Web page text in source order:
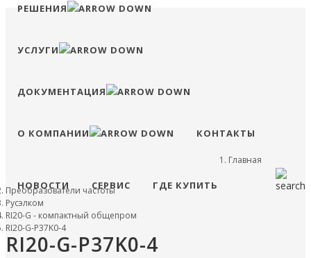
Сравнение
РЕШЕНИЯ
УСЛУГИ
ДОКУМЕНТАЦИЯ
О КОМПАНИИ КОНТАКТЫ
НОВОСТИ СЕРВИС ГДЕ КУПИТЬ
Главная
Преобразователи частоты
Русэлком
RI20-G - компактный общепром
RI20-G-P37K0-4
RI20-G-P37K0-4